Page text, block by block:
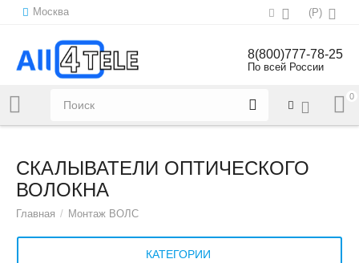
Москва (Р)
Напишите нам:sales@all4tele.com
8(800)777-78-25
По всей России
0
СКАЛЫВАТЕЛИ ОПТИЧЕСКОГО
ВОЛОКНА
Главная / Монтаж ВОЛС
КАТЕГОРИИ